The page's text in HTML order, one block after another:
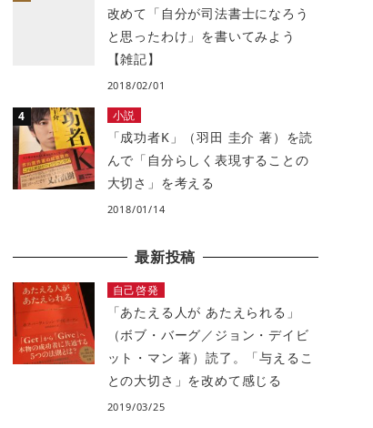
改めて「自分が司法書士になろう
と思ったわけ」を書いてみよう
【雑記】
2018/02/01
小説
「成功者K」（羽田 圭介 著）を読
んで「自分らしく表現することの
大切さ」を考える
2018/01/14
最新投稿
自己啓発
「あたえる人が あたえられる」
（ボブ・バーグ／ジョン・デイビ
ット・マン 著）読了。「与えるこ
との大切さ」を改めて感じる
2019/03/25